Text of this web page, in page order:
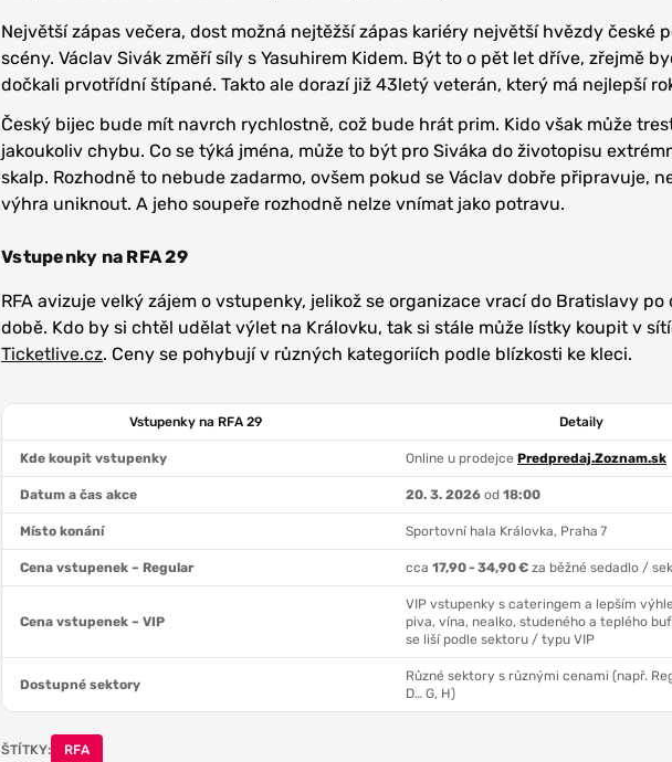
Největší zápas večera, dost možná nejtěžší zápas kariéry největší hvězdy české
scény. Václav Sivák změří síly s Yasuhirem Kidem. Být to o pět let dříve, zřejmě
dočkali prvotřídní štípané. Takto ale dorazí již 43letý veterán, který má nejlepší
Český bijec bude mít navrch rychlostně, což bude hrát prim. Kido však může
jakoukoliv chybu. Co se týká jména, může to být pro Siváka do životopisu
skalp. Rozhodně to nebude zadarmo, ovšem pokud se Václav dobře připravuje,
výhra uniknout. A jeho soupeře rozhodně nelze vnímat jako potravu.
Vstupenky na RFA 29
RFA avizuje velký zájem o vstupenky, jelikož se organizace vrací do Bratislavy po
době. Kdo by si chtěl udělat výlet na Královku, tak si stále může lístky koupit v
Ticketlive.cz. Ceny se pohybují v různých kategoriích podle blízkosti ke kleci.
Vstupenky na RFA 29 Detaily
Kde koupit vstupenky Online u prodejce Predpredaj.Zoznam.sk
Datum a čas akce 20. 3. 2026 od 18:00
Místo konání Sportovní hala Královka, Praha 7
Cena vstupenek – Regular cca 17,90 - 34,90 € za běžné sedadlo /
Cena vstupenek – VIP
VIP vstupenky s cateringem a lepším
piva, vína, nealko, studeného a teplého
se liší podle sektoru / typu VIP
Dostupné sektory
Různé sektory s různými cenami (např.
D… G, H)
ŠTÍTKY: RFA